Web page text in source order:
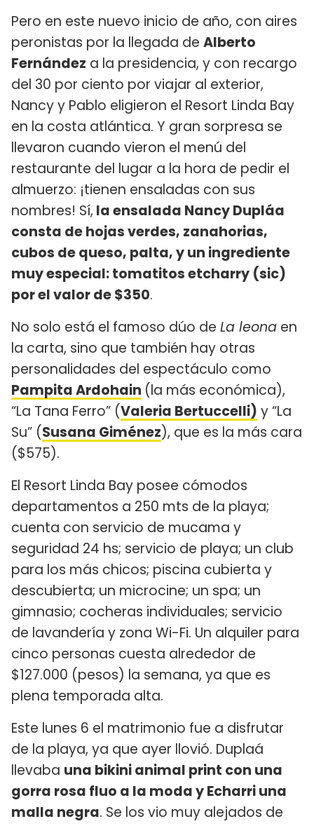
Pero en este nuevo inicio de año, con aires
peronistas por la llegada de Alberto
Fernández a la presidencia, y con recargo
del 30 por ciento por viajar al exterior,
Nancy y Pablo eligieron el Resort Linda Bay
en la costa atlántica. Y gran sorpresa se
llevaron cuando vieron el menú del
restaurante del lugar a la hora de pedir el
almuerzo: ¡tienen ensaladas con sus
nombres! Sí, la ensalada Nancy Dupláa
consta de hojas verdes, zanahorias,
cubos de queso, palta, y un ingrediente
muy especial: tomatitos etcharry (sic)
por el valor de $350.
No solo está el famoso dúo de La leona en
la carta, sino que también hay otras
personalidades del espectáculo como
Pampita Ardohain (la más económica),
“La Tana Ferro” (Valeria Bertuccelli) y “La
Su” (Susana Giménez), que es la más cara
($575).
El Resort Linda Bay posee cómodos
departamentos a 250 mts de la playa;
cuenta con servicio de mucama y
seguridad 24 hs; servicio de playa; un club
para los más chicos; piscina cubierta y
descubierta; un microcine; un spa; un
gimnasio; cocheras individuales; servicio
de lavandería y zona Wi-Fi. Un alquiler para
cinco personas cuesta alrededor de
$127.000 (pesos) la semana, ya que es
plena temporada alta.
Este lunes 6 el matrimonio fue a disfrutar
de la playa, ya que ayer llovió. Duplaá
llevaba una bikini animal print con una
gorra rosa fluo a la moda y Echarri una
malla negra. Se los vio muy alejados de